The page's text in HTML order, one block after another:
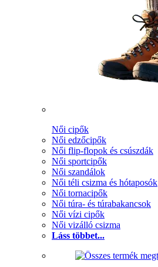
Női cipők
Női edzőcipők
Női flip-flopok és csúszdák
Női sportcipők
Női szandálok
Női téli csizma és hótaposók
Női tornacipők
Női túra- és túrabakancsok
Női vízi cipők
Női vizálló csizma
Láss többet...